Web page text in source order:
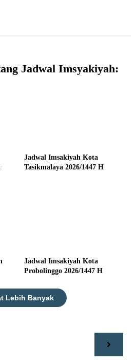
Jadwal Imsyakiyah:
Jadwal Imsakiyah Kota
Tasikmalaya 2026/1447 H
Jadwal Imsakiyah Kota
Probolinggo 2026/1447 H
Lebih Banyak